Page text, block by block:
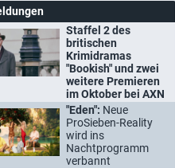
Staffel 2 des
britischen
Krimidramas
"Bookish" und zwei
weitere Premieren
im Oktober bei AXN
"Eden": Neue
ProSieben-Reality
wird ins
Nachtprogramm
verbannt